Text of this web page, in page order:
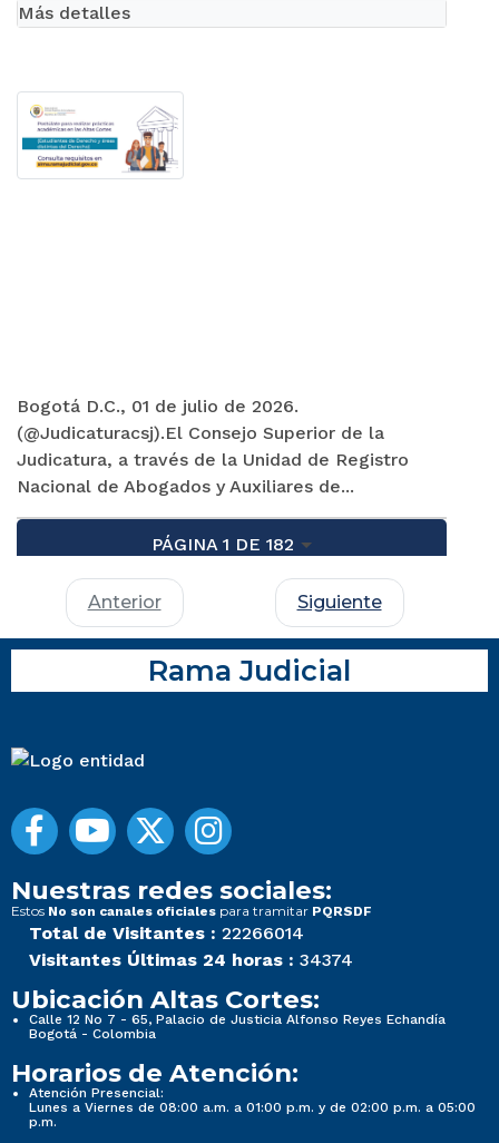
Bogotá D.C., 01 de julio de 2026.
(@Judicaturacsj).El Consejo Superior de la
Judicatura, a través de la Unidad de Registro
Nacional de Abogados y Auxiliares de...
Más detalles
PÁGINA 1 DE 182
Anterior Siguiente
Rama Judicial
Nuestras redes sociales:
Estos No son canales oficiales para tramitar PQRSDF
Total de Visitantes : 22266014
Visitantes Últimas 24 horas : 34374
Ubicación Altas Cortes:
Calle 12 No 7 - 65, Palacio de Justicia Alfonso Reyes Echandía
Bogotá - Colombia
Horarios de Atención:
Atención Presencial:
Lunes a Viernes de 08:00 a.m. a 01:00 p.m. y de 02:00 p.m. a 05:00
p.m.